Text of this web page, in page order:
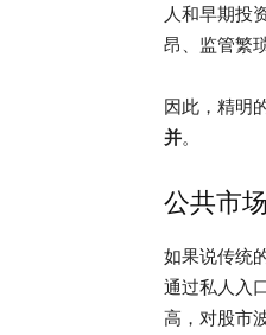
人和早期投
昂、监管繁
因此，精明
并。
公共市
如果说传统
通过私人入
高，对股市